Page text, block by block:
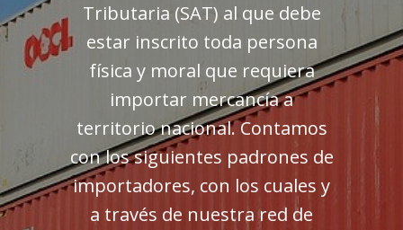
Tributaria (SAT) al que debe
estar inscrito toda persona
física y moral que requiera
importar mercancía a
territorio nacional. Contamos
con los siguientes padrones de
importadores, con los cuales y
a través de nuestra red de